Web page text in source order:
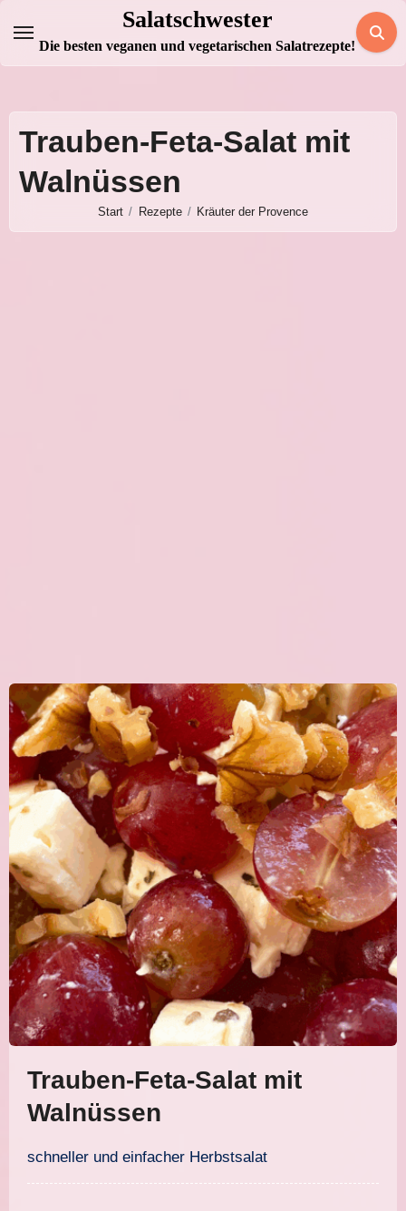
Inhalt
springen
Salatschwester
Die besten veganen und vegetarischen Salatrezepte!
Trauben-Feta-Salat mit
Walnüssen
Start Rezepte Kräuter der Provence
Trauben-Feta-Salat mit
Walnüssen
schneller und einfacher Herbstsalat